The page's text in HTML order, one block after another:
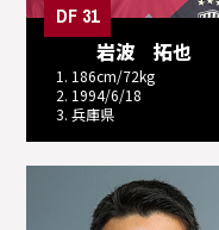
DF 31
岩波 拓也
1. 186cm/72kg
2. 1994/6/18
3. 兵庫県